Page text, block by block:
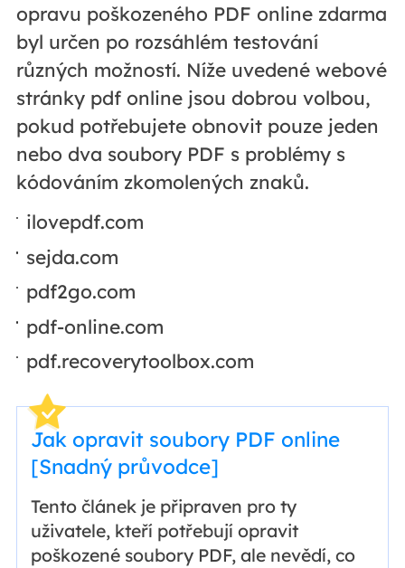
opravu poškozeného PDF online zdarma
byl určen po rozsáhlém testování
různých možností. Níže uvedené webové
stránky pdf online jsou dobrou volbou,
pokud potřebujete obnovit pouze jeden
nebo dva soubory PDF s problémy s
kódováním zkomolených znaků.
ilovepdf.com
sejda.com
pdf2go.com
pdf-online.com
pdf.recoverytoolbox.com
Jak opravit soubory PDF online
[Snadný průvodce]
Tento článek je připraven pro ty
uživatele, kteří potřebují opravit
poškozené soubory PDF, ale nevědí, co